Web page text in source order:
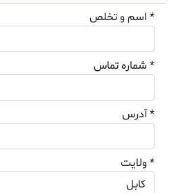
* اسم و تخلص
* شماره تماس
* آدرس
* ولایت